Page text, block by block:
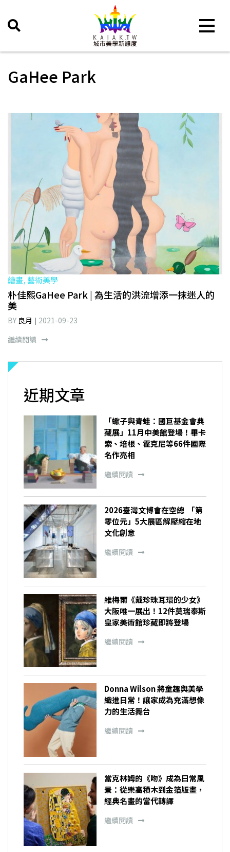
Toggle
GaHee Park
繪畫, 藝術美學
朴佳熙GaHee Park | 為生活的洪流增添一抹迷人的
美
BY 良月
2021-09-23
繼續閱讀
近期文章
「蠍子與青蛙：國巨基金會典
藏展」11月中美館登場！畢卡
索、培根、霍克尼等66件國際
名作亮相
繼續閱讀
2026臺灣文博會在空總 「第
零位元」5大展區解壓縮在地
文化創意
繼續閱讀
維梅爾《戴珍珠耳環的少女》
大阪唯一展出！12件莫瑞泰斯
皇家美術館珍藏即將登場
繼續閱讀
Donna Wilson 將童趣與美學
織進日常！讓家成為充滿想像
力的生活舞台
繼續閱讀
當克林姆的《吻》成為日常風
景：從樂高積木到金箔版畫，
經典名畫的當代轉譯
繼續閱讀